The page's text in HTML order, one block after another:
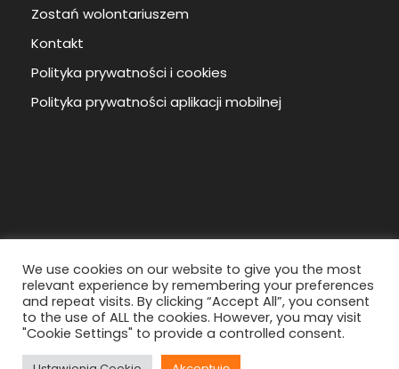
Zostań wolontariuszem
Kontakt
Polityka prywatności i cookies
Polityka prywatności aplikacji mobilnej
Copyright ©2026Regionalne Centrum
We use cookies on our website to give you the most
relevant experience by remembering your preferences
and repeat visits. By clicking “Accept All”, you consent
to the use of ALL the cookies. However, you may visit
"Cookie Settings" to provide a controlled consent.